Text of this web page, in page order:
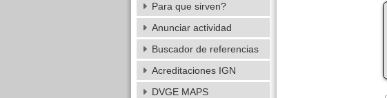
Para que sirven?
Anunciar actividad
Buscador de referencias
Acreditaciones IGN
DVGE MAPS